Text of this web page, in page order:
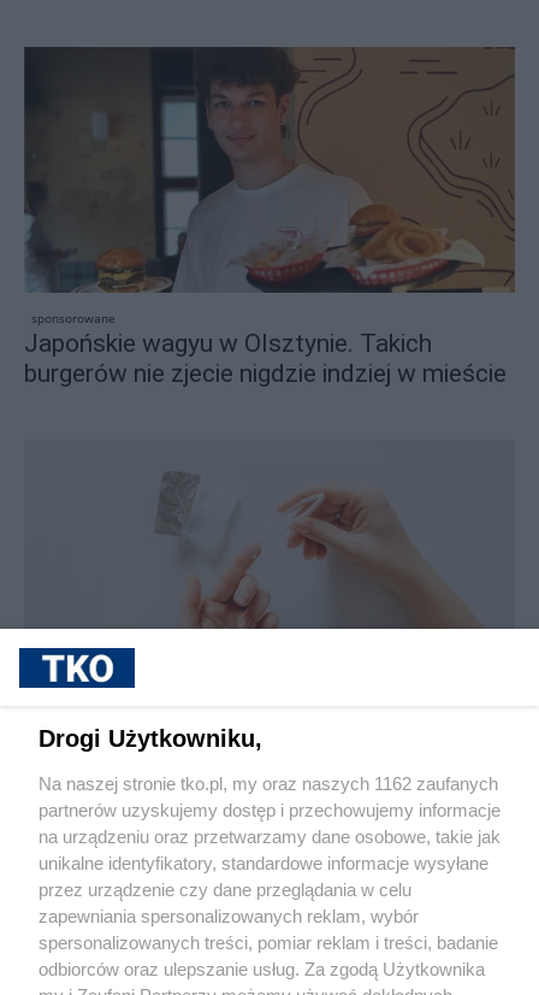
sponsorowane
Japońskie wagyu w Olsztynie. Takich
burgerów nie zjecie nigdzie indziej w mieście
Jak rozpoznać, że soczewki kontaktowe są
Pokaż więcej
Drogi Użytkowniku,
Na naszej stronie tko.pl, my oraz naszych 1162 zaufanych
partnerów uzyskujemy dostęp i przechowujemy informacje
na urządzeniu oraz przetwarzamy dane osobowe, takie jak
unikalne identyfikatory, standardowe informacje wysyłane
przez urządzenie czy dane przeglądania w celu
zapewniania spersonalizowanych reklam, wybór
spersonalizowanych treści, pomiar reklam i treści, badanie
odbiorców oraz ulepszanie usług. Za zgodą Użytkownika